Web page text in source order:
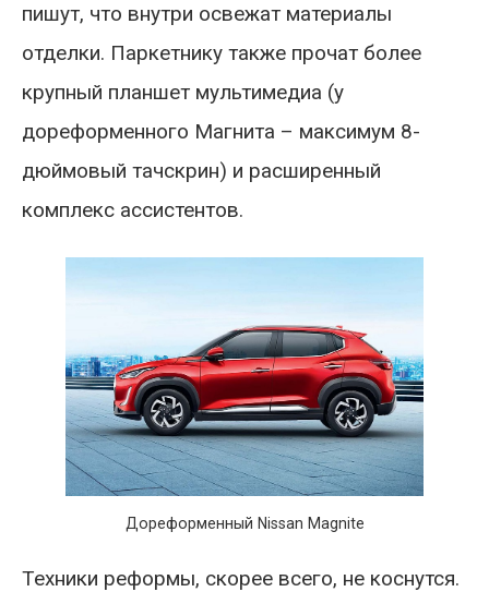
пишут, что внутри освежат материалы
отделки. Паркетнику также прочат более
крупный планшет мультимедиа (у
дореформенного Магнита – максимум 8-
дюймовый тачскрин) и расширенный
комплекс ассистентов.
Дореформенный Nissan Magnite
Техники реформы, скорее всего, не коснутся.